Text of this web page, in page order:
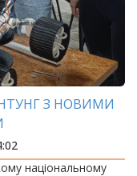
З НОВИМИ
національному